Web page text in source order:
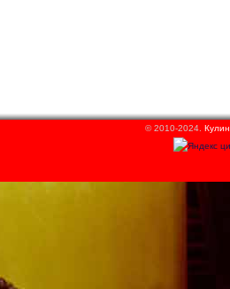
© 2010-2024.